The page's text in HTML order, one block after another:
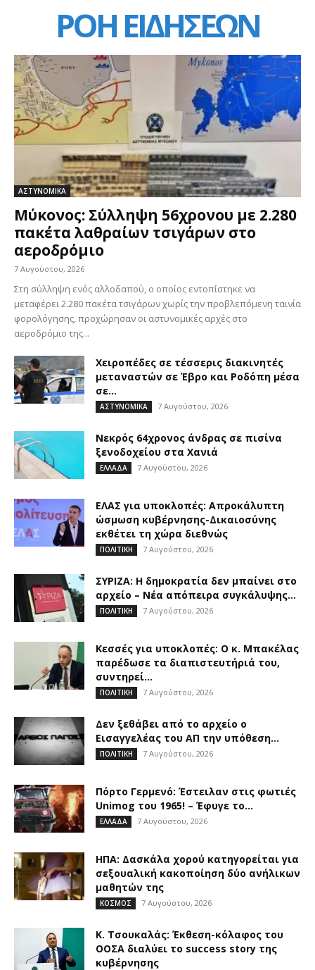
ΡΟΗ ΕΙΔΗΣΕΩΝ
ΑΣΤΥΝΟΜΙΚΑ
Μύκονος: Σύλληψη 56χρονου με 2.280
πακέτα λαθραίων τσιγάρων στο
αεροδρόμιο
7 Αυγούστου, 2026
Στη σύλληψη ενός αλλοδαπού, ο οποίος εντοπίστηκε να
μεταφέρει 2.280 πακέτα τσιγάρων χωρίς την προβλεπόμενη ταινία
φορολόγησης, προχώρησαν οι αστυνομικές αρχές στο
αεροδρόμιο της...
Χειροπέδες σε τέσσερις διακινητές
μεταναστών σε Έβρο και Ροδόπη μέσα
σε...
ΑΣΤΥΝΟΜΙΚΑ 7 Αυγούστου, 2026
Νεκρός 64χρονος άνδρας σε πισίνα
ξενοδοχείου στα Χανιά
ΕΛΛΑΔΑ 7 Αυγούστου, 2026
ΕΛΑΣ για υποκλοπές: Απροκάλυπτη
ώσμωση κυβέρνησης-Δικαιοσύνης
εκθέτει τη χώρα διεθνώς
ΠΟΛΙΤΙΚΗ 7 Αυγούστου, 2026
ΣΥΡΙΖΑ: Η δημοκρατία δεν μπαίνει στο
αρχείο – Νέα απόπειρα συγκάλυψης...
ΠΟΛΙΤΙΚΗ 7 Αυγούστου, 2026
Κεσσές για υποκλοπές: Ο κ. Μπακέλας
παρέδωσε τα διαπιστευτήριά του,
συντηρεί...
ΠΟΛΙΤΙΚΗ 7 Αυγούστου, 2026
Δεν ξεθάβει από το αρχείο ο
Εισαγγελέας του ΑΠ την υπόθεση...
ΠΟΛΙΤΙΚΗ 7 Αυγούστου, 2026
Πόρτο Γερμενό: Έστειλαν στις φωτιές
Unimog του 1965! – Έφυγε το...
ΕΛΛΑΔΑ 7 Αυγούστου, 2026
ΗΠΑ: Δασκάλα χορού κατηγορείται για
σεξουαλική κακοποίηση δύο ανήλικων
μαθητών της
ΚΟΣΜΟΣ 7 Αυγούστου, 2026
Κ. Τσουκαλάς: Έκθεση-κόλαφος του
ΟΟΣΑ διαλύει το success story της
κυβέρνησης